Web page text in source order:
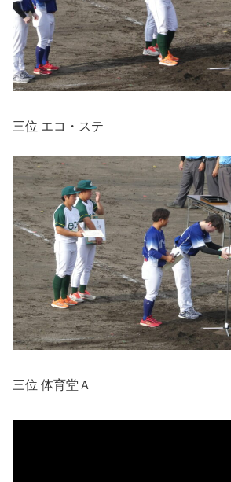
三位 エコ・ステ
三位 体育堂Ａ